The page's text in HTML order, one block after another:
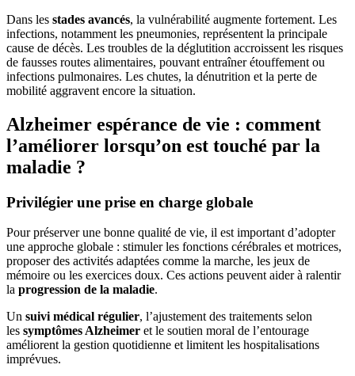
Dans les stades avancés, la vulnérabilité augmente fortement. Les
infections, notamment les pneumonies, représentent la principale
cause de décès. Les troubles de la déglutition accroissent les risques
de fausses routes alimentaires, pouvant entraîner étouffement ou
infections pulmonaires. Les chutes, la dénutrition et la perte de
mobilité aggravent encore la situation.
Alzheimer espérance de vie : comment
l’améliorer lorsqu’on est touché par la
maladie ?
Privilégier une prise en charge globale
Pour préserver une bonne qualité de vie, il est important d’adopter
une approche globale : stimuler les fonctions cérébrales et motrices,
proposer des activités adaptées comme la marche, les jeux de
mémoire ou les exercices doux. Ces actions peuvent aider à ralentir
la progression de la maladie.
Un suivi médical régulier, l’ajustement des traitements selon
les symptômes Alzheimer et le soutien moral de l’entourage
améliorent la gestion quotidienne et limitent les hospitalisations
imprévues.